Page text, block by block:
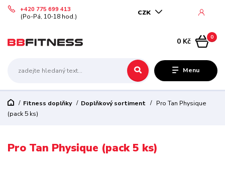
Menu
CZK
+420 775 699 413
(Po-Pá, 10-18 hod.)
0
0 Kč
Fitness doplňky Doplňkový sortiment
Pro Tan Physique
(pack 5 ks)
Pro Tan Physique (pack 5 ks)